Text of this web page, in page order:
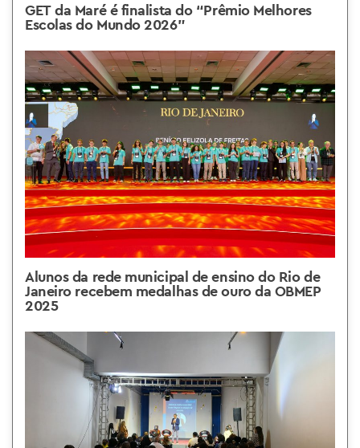
GET da Maré é finalista do “Prêmio Melhores
Escolas do Mundo 2026”
Alunos da rede municipal de ensino do Rio de
Janeiro recebem medalhas de ouro da OBMEP
2025